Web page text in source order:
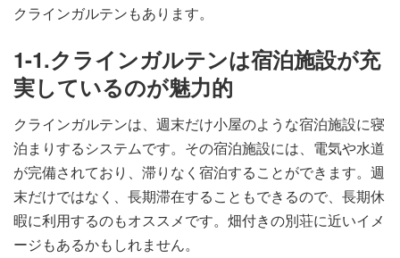
クラインガルテンもあります。
1-1.クラインガルテンは宿泊施設が充
実しているのが魅力的
クラインガルテンは、週末だけ小屋のような宿泊施設に寝
泊まりするシステムです。その宿泊施設には、電気や水道
が完備されており、滞りなく宿泊することができます。週
末だけではなく、長期滞在することもできるので、長期休
暇に利用するのもオススメです。畑付きの別荘に近いイメ
ージもあるかもしれません。